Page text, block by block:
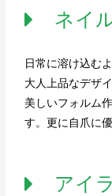
ネイ
日常に溶け込む
大人上品なデザ
美しいフォルム
す。更に自爪に
アイ